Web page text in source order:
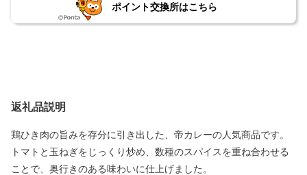
ポイント交換所はこちら
返礼品説明
鶏ひき肉の旨みを存分に引き出した、帝カレーの人気商品です。
トマトと玉ねぎをじっくり炒め、数種のスパイスを重ね合わせる
ことで、奥行きのある味わいに仕上げました。